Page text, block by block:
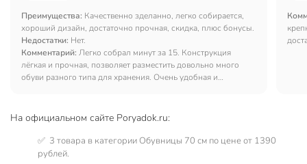
Преимущества: Качественно зделанно, легко собирается,
хороший дизайн, достаточно прочная, скидка, плюс бонусы.
Недостатки: Нет.
Комментарий: Легко собрал минут за 15. Конструкция
лёгкая и прочная, позволяет разместить довольно много
обуви разного типа для хранения. Очень удобная и
На официальном сайте Poryadok.ru:
✅ 3 товара в категории Обувницы 70 см по цене от 1390
рублей.